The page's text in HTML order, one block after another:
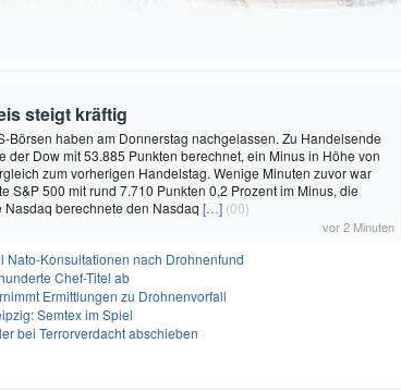
steigt kräftig
Börsen haben am Donnerstag nachgelassen. Zu Handelsende
der Dow mit 53.885 Punkten berechnet, ein Minus in Höhe von
zum vorherigen Handelstag. Wenige Minuten zuvor war
S&P 500 mit rund 7.710 Punkten 0,2 Prozent im Minus, die
Nasdaq berechnete den Nasdaq […] (00)
vor 2 Minuten
Nato-Konsultationen nach Drohnenfund
Chef-Titel ab
Ermittlungen zu Drohnenvorfall
Semtex im Spiel
bei Terrorverdacht abschieben